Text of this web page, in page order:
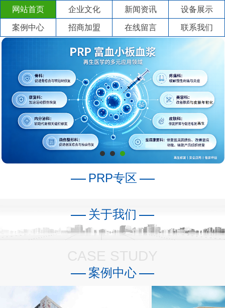
网站首页 企业文化 新闻资讯 设备展示
案例中心 招商加盟 在线留言 联系我们
PRP专区
关于我们
CASE STUDY
案例中心